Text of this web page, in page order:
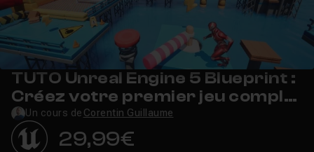
TUTO Unreal Engine 5 Blueprint :
Créez votre premier jeu complet
- Formation Débutant (Parkour
Guy)
Un cours de Corentin Guillaume
29,99€